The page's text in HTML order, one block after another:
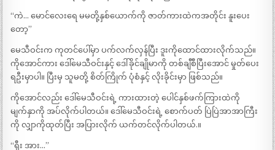
“ကဲ… မောင်လေးရေ မမတို့နှစ်ယောက်ကို ဇာတ်ကားထဲကအတိုင်း နူးပေး
တော့”
မေသီဝင်းက ကုတင်ပေါ်မှာ ပက်လက်လှန်ပြီး ဒူးကိုထောင်ထားလိုက်သည်။
ကိုအောင်ကား ဒေါ်မေသီဝင်းနှင့် ဒေါ်ခိုင်ချိုမာကို တစ်ချီစီပြီးအောင် မှုတ်ပေး
ရဦးမှာပါ။ ပြီးမှ သူမတို့ စိတ်ကြိုက် ပုံစံနှင့် လိုးခိုင်းမှာ ဖြစ်သည်။
ကိုအောင်လည်း ဒေါ်မေသီဝင်းရဲ့ ကားထားတဲ့ ပေါင်နှစ်ဖက်ကြားထဲကို
မျက်နှာကို အပ်လိုက်ပါတယ်။ ဒေါ်မေသီဝင်းရဲ့ စောက်ပတ် ပြဲပြဲအာအာကြီး
ကို လျှာကိုထုတ်ပြီး အပြားလိုက် ယက်တင်လိုက်ပါတယ်.။
“ရှီး အား…”